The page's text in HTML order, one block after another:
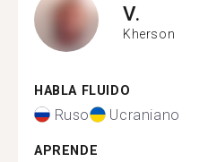
V.
Kherson
HABLA FLUIDO
Ruso Ucraniano
APRENDE